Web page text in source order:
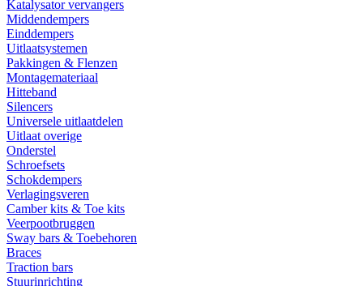
Katalysator vervangers
Middendempers
Einddempers
Uitlaatsystemen
Pakkingen & Flenzen
Montagemateriaal
Hitteband
Silencers
Universele uitlaatdelen
Uitlaat overige
Onderstel
Schroefsets
Schokdempers
Verlagingsveren
Camber kits & Toe kits
Veerpootbruggen
Sway bars & Toebehoren
Braces
Traction bars
Stuurinrichting